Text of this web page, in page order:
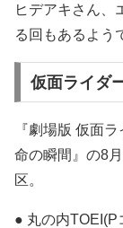
ヒデアキさん、
る回もあるよう
仮面ライダ
『劇場版 仮面
命の瞬間』の8
区。
● 丸の内TOEI(P